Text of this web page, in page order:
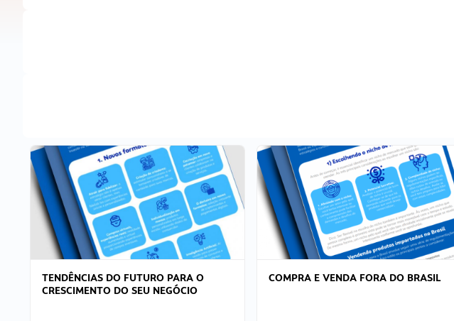
TENDÊNCIAS DO FUTURO PARA O
CRESCIMENTO DO SEU NEGÓCIO
COMPRA E VENDA FORA DO BRASIL